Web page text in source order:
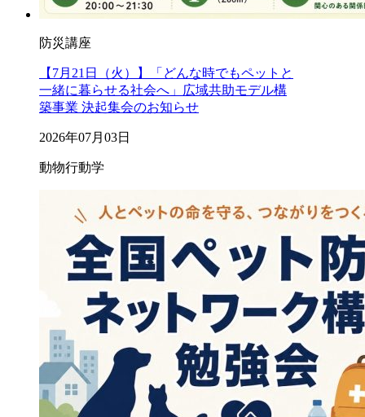
防災講座
【7月21日（火）】「どんな時でもペットと
一緒に暮らせる社会へ」広域共助モデル構
築事業 決起集会のお知らせ
2026年07月03日
動物行動学